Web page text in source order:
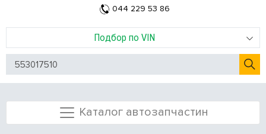
Подбор по VIN
044 229 53 86
Каталог автозапчастин